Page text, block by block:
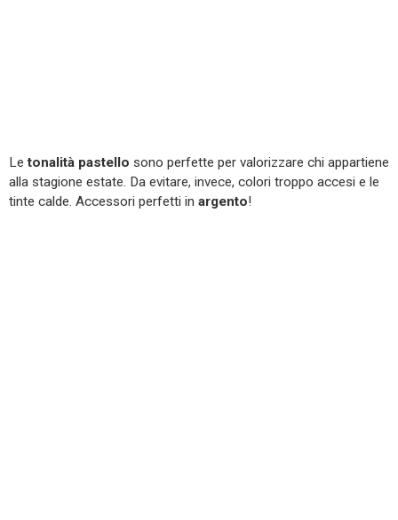
Letonalità pastello sono perfette per valorizzare chi appartiene
alla stagione estate. Da evitare, invece, colori troppo accesi e le
tinte calde. Accessori perfetti in argento!